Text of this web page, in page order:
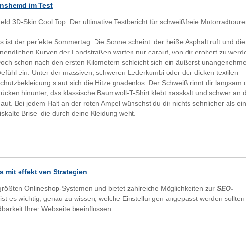
im Test
3D-Skin Cool Top: Der ultimative Testbericht für schweißfreie
ist der perfekte Sommertag: Die Sonne scheint, der heiße Asphalt ruft und die
Kurven der Landstraßen warten nur darauf, von dir erobert zu
schon nach den ersten Kilometern schleicht sich ein äußerst
ein. Unter der massiven, schweren Lederkombi oder der dicken textilen
staut sich die Hitze gnadenlos. Der Schweiß rinnt dir langsam
hinunter, das klassische Baumwoll-T-Shirt klebt nasskalt und schwer an
Bei jedem Halt an der roten Ampel wünschst du dir nichts sehnlicher als
Brise, die durch deine Kleidung weht.
mit effektiven Strategien
Onlineshop-Systemen und bietet zahlreiche Möglichkeiten zur SEO-
ist es wichtig, genau zu wissen, welche Einstellungen angepasst werden sollten
Ihrer Webseite beeinflussen.